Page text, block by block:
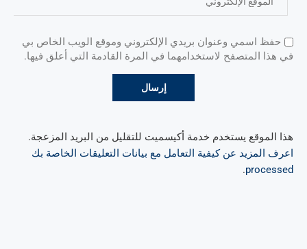
حفظ اسمي وعنوان بريدي الإلكتروني وموقع الويب الخاص بي
في هذا المتصفح لاستخدامهما في المرة القادمة التي أعلق فيها.
هذا الموقع يستخدم خدمة أكيسميت للتقليل من البريد المزعجة.
اعرف المزيد عن كيفية التعامل مع بيانات التعليقات الخاصة بك
processed
.